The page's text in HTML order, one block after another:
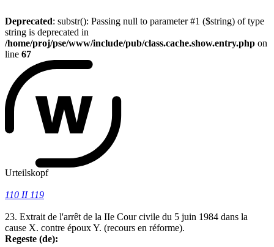
Deprecated: substr(): Passing null to parameter #1 ($string) of type
string is deprecated in
/home/proj/pse/www/include/pub/class.cache.show.entry.php on
line 67
Urteilskopf
110 II 119
23. Extrait de l'arrêt de la IIe Cour civile du 5 juin 1984 dans la
cause X. contre époux Y. (recours en réforme).
Regeste (de):